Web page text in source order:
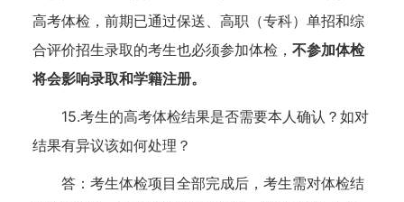
高考体检，前期已通过保送、高职（专科）单招和综
合评价招生录取的考生也必须参加体检， 不参加体检
将会影响录取和学籍注册。
15.考生的高考体检结果是否需要本人确认？如对
结果有异议该如何处理？
答：考生体检项目全部完成后，考生需对体检结